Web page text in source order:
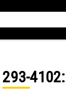
293-4102